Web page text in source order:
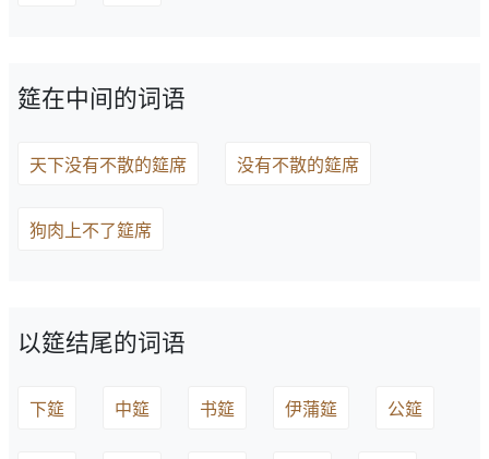
筵在中间的词语
天下没有不散的筵席 没有不散的筵席
狗肉上不了筵席
以筵结尾的词语
下筵 中筵 书筵 伊蒲筵 公筵